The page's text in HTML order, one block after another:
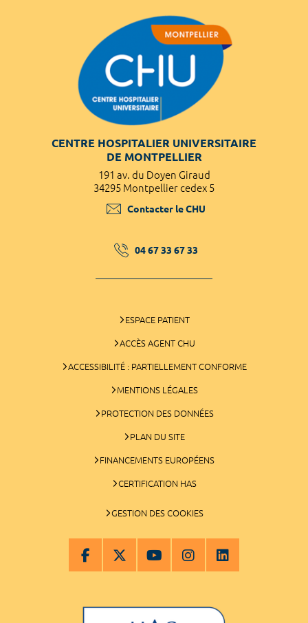
CENTRE HOSPITALIER UNIVERSITAIRE
DE MONTPELLIER
191 av. du Doyen Giraud
34295 Montpellier cedex 5
Contacter le CHU
04 67 33 67 33
ESPACE PATIENT
ACCÈS AGENT CHU
ACCESSIBILITÉ : PARTIELLEMENT CONFORME
MENTIONS LÉGALES
PROTECTION DES DONNÉES
PLAN DU SITE
FINANCEMENTS EUROPÉENS
CERTIFICATION HAS
GESTION DES COOKIES